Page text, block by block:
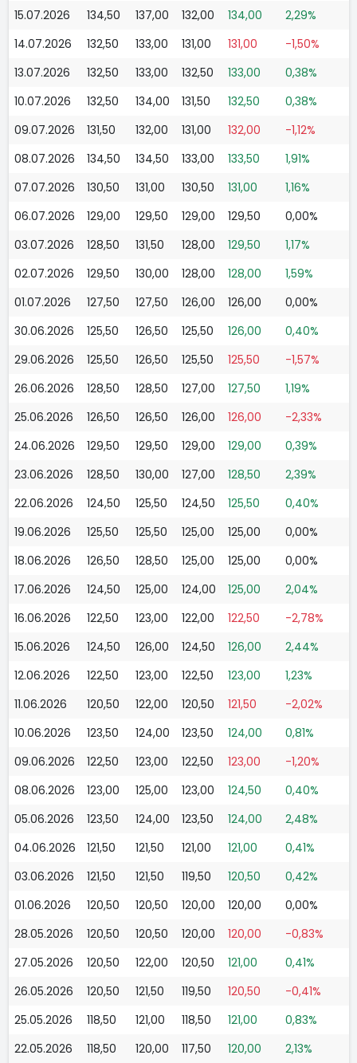
15.07.2026
134,50 137,00 132,00 134,00
2,29%
14.07.2026
132,50 133,00 131,00 131,00
-1,50%
13.07.2026
132,50 133,00 132,50 133,00
0,38%
10.07.2026
132,50 134,00 131,50 132,50
0,38%
09.07.2026
131,50 132,00 131,00 132,00
-1,12%
08.07.2026
134,50 134,50 133,00 133,50
1,91%
07.07.2026
130,50 131,00 130,50 131,00
1,16%
06.07.2026
129,00 129,50 129,00 129,50
0,00%
03.07.2026
128,50 131,50 128,00 129,50
1,17%
02.07.2026
129,50 130,00 128,00 128,00
1,59%
01.07.2026
127,50 127,50 126,00 126,00
0,00%
30.06.2026
125,50 126,50 125,50 126,00
0,40%
29.06.2026
125,50 126,50 125,50 125,50
-1,57%
26.06.2026
128,50 128,50 127,00 127,50
1,19%
25.06.2026
126,50 126,50 126,00 126,00
-2,33%
24.06.2026
129,50 129,50 129,00 129,00
0,39%
23.06.2026
128,50 130,00 127,00 128,50
2,39%
22.06.2026
124,50 125,50 124,50 125,50
0,40%
19.06.2026
125,50 125,50 125,00 125,00
0,00%
18.06.2026
126,50 128,50 125,00 125,00
0,00%
17.06.2026
124,50 125,00 124,00 125,00
2,04%
16.06.2026
122,50 123,00 122,00 122,50
-2,78%
15.06.2026
124,50 126,00 124,50 126,00
2,44%
12.06.2026
122,50 123,00 122,50 123,00
1,23%
11.06.2026
120,50 122,00 120,50 121,50
-2,02%
10.06.2026
123,50 124,00 123,50 124,00
0,81%
09.06.2026
122,50 123,00 122,50 123,00
-1,20%
08.06.2026
123,00 125,00 123,00 124,50
0,40%
05.06.2026
123,50 124,00 123,50 124,00
2,48%
04.06.2026
121,50 121,50 121,00 121,00
0,41%
03.06.2026
121,50 121,50 119,50 120,50
0,42%
01.06.2026
120,50 120,50 120,00 120,00
0,00%
28.05.2026
120,50 120,50 120,00 120,00
-0,83%
27.05.2026
120,50 122,00 120,50 121,00
0,41%
26.05.2026
120,50 121,50 119,50 120,50
-0,41%
25.05.2026
118,50 121,00 118,50 121,00
0,83%
22.05.2026
118,50 120,00 117,50 120,00 2,13%